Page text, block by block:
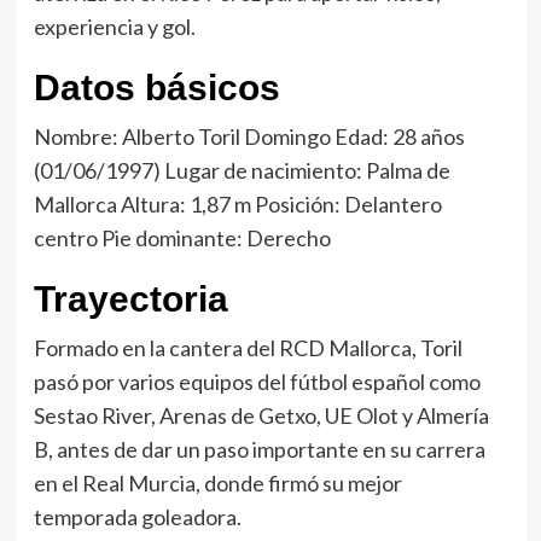
experiencia y gol.
Datos básicos
Nombre: Alberto Toril Domingo Edad: 28 años
(01/06/1997) Lugar de nacimiento: Palma de
Mallorca Altura: 1,87 m Posición: Delantero
centro Pie dominante: Derecho
Trayectoria
Formado en la cantera del RCD Mallorca, Toril
pasó por varios equipos del fútbol español como
Sestao River, Arenas de Getxo, UE Olot y Almería
B, antes de dar un paso importante en su carrera
en el Real Murcia, donde firmó su mejor
temporada goleadora.